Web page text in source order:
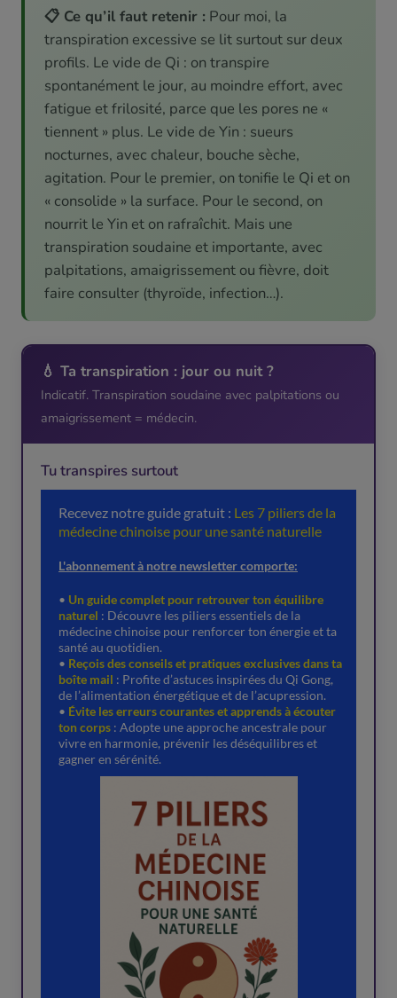
📋 Ce qu’il faut retenir : Pour moi, la
transpiration excessive se lit surtout sur deux
profils. Le vide de Qi : on transpire
spontanément le jour, au moindre effort, avec
fatigue et frilosité, parce que les pores ne «
tiennent » plus. Le vide de Yin : sueurs
nocturnes, avec chaleur, bouche sèche,
agitation. Pour le premier, on tonifie le Qi et on
« consolide » la surface. Pour le second, on
nourrit le Yin et on rafraîchit. Mais une
transpiration soudaine et importante, avec
palpitations, amaigrissement ou fièvre, doit
faire consulter (thyroïde, infection…).
💧 Ta transpiration : jour ou nuit ?
Indicatif. Transpiration soudaine avec palpitations ou
amaigrissement = médecin.
Tu transpires surtout